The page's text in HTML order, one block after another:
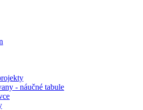
- náučné tabule